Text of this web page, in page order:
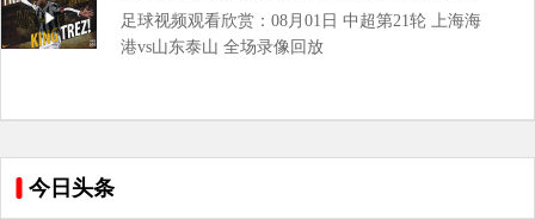
全场录像回放
足球视频观看欣赏：08月01日 中超第21轮 上海海
港vs山东泰山 全场录像回放
今日头条